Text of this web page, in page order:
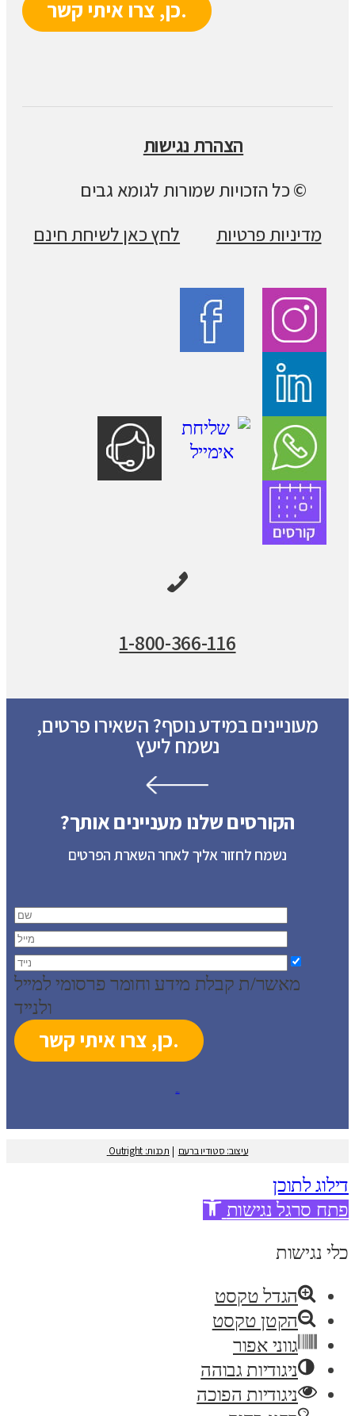
הצהרת נגישות
© כל הזכויות שמורות לגומא גבים
מדיניות פרטיות
לחץ כאן לשיחת חינם
1-800-366-116
מעוניינים במידע נוסף? השאירו פרטים,
נשמח ליעץ
הקורסים שלנו מעניינים אותך?
נשמח לחזור אליך לאחר השארת הפרטים
מאשר/ת קבלת מידע וחומר פרסומי למייל
ולנייד
עיצוב: סטודיו ברעם | תכנות: Outright
דילוג לתוכן
פתח סרגל נגישות
כלי נגישות
הגדל טקסט
הקטן טקסט
גווני אפור
ניגודיות גבוהה
ניגודיות הפוכה